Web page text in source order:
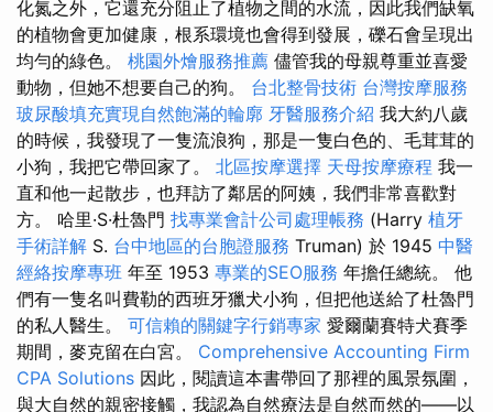
化氮之外，它還充分阻止了植物之間的水流，因此我們缺氧
的植物會更加健康，根系環境也會得到發展，礫石會呈現出
均勻的綠色。 桃園外燴服務推薦 儘管我的母親尊重並喜愛
動物，但她不想要自己的狗。 台北整骨技術 台灣按摩服務
玻尿酸填充實現自然飽滿的輪廓 牙醫服務介紹 我大約八歲
的時候，我發現了一隻流浪狗，那是一隻白色的、毛茸茸的
小狗，我把它帶回家了。 北區按摩選擇 天母按摩療程 我一
直和他一起散步，也拜訪了鄰居的阿姨，我們非常喜歡對
方。 哈里·S·杜魯門 找專業會計公司處理帳務 (Harry 植牙
手術詳解 S. 台中地區的台胞證服務 Truman) 於 1945 中醫
經絡按摩專班 年至 1953 專業的SEO服務 年擔任總統。 他
們有一隻名叫費勒的西班牙獵犬小狗，但把他送給了杜魯門
的私人醫生。 可信賴的關鍵字行銷專家 愛爾蘭賽特犬賽季
期間，麥克留在白宮。 Comprehensive Accounting Firm
CPA Solutions 因此，閱讀這本書帶回了那裡的風景氛圍，
與大自然的親密接觸，我認為自然療法是自然而然的——以